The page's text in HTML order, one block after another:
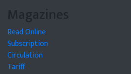
Magazines
Read Online
Subscription
Circulation
Tariff